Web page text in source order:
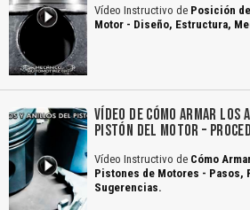
Vídeo Instructivo de Posición
Motor - Diseño, Estructura,
VÍDEO DE CÓMO ARMAR LOS
PISTÓN DEL MOTOR –
Vídeo Instructivo de Cómo
Pistones de Motores - Pasos,
Sugerencias.